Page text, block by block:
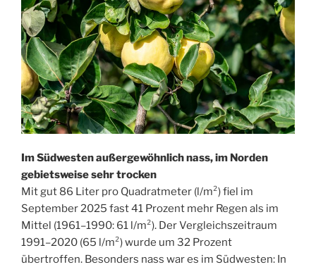
Im Südwesten außergewöhnlich nass, im Norden
gebietsweise sehr trocken
Mit gut 86 Liter pro Quadratmeter (l/m²) fiel im
September 2025 fast 41 Prozent mehr Regen als im
Mittel (1961–1990: 61 l/m²). Der Vergleichszeitraum
1991–2020 (65 l/m²) wurde um 32 Prozent
übertroffen. Besonders nass war es im Südwesten: In